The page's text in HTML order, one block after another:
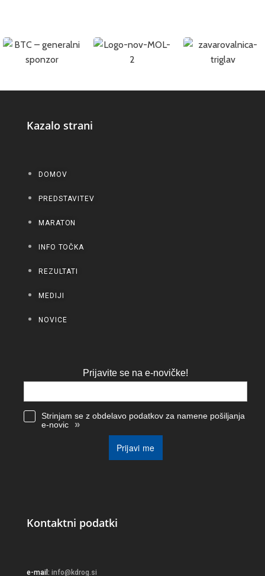
Kazalo strani
DOMOV
PREDSTAVITEV
MARATON
INFO TOČKA
REZULTATI
MEDIJI
NOVICE
Prijavite se na e-novičke!
Strinjam se z obdelavo podatkov za namene pošiljanja
e-novic
»
Prijavi me
Kontaktni podatki
e-mail: info@kdrog.si